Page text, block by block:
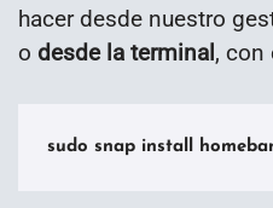
hacer desde nuestro
o desde la terminal, con
sudo snap install